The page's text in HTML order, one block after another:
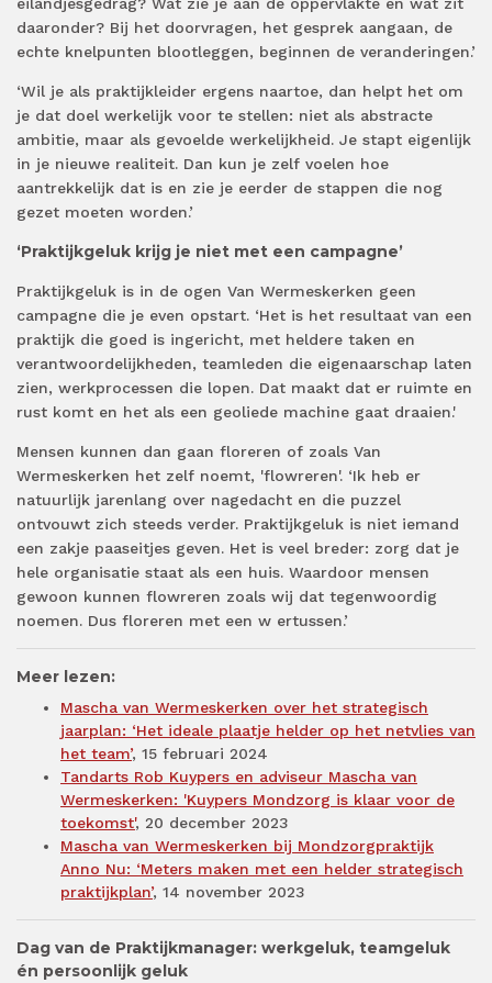
eilandjesgedrag? Wat zie je aan de oppervlakte en wat zit
daaronder? Bij het doorvragen, het gesprek aangaan, de
echte knelpunten blootleggen, beginnen de veranderingen.’
‘Wil je als praktijkleider ergens naartoe, dan helpt het om
je dat doel werkelijk voor te stellen: niet als abstracte
ambitie, maar als gevoelde werkelijkheid. Je stapt eigenlijk
in je nieuwe realiteit. Dan kun je zelf voelen hoe
aantrekkelijk dat is en zie je eerder de stappen die nog
gezet moeten worden.’
‘Praktijkgeluk krijg je niet met een campagne’
Praktijkgeluk is in de ogen Van Wermeskerken geen
campagne die je even opstart. ‘Het is het resultaat van een
praktijk die goed is ingericht, met heldere taken en
verantwoordelijkheden, teamleden die eigenaarschap laten
zien, werkprocessen die lopen. Dat maakt dat er ruimte en
rust komt en het als een geoliede machine gaat draaien.'
Mensen kunnen dan gaan floreren of zoals Van
Wermeskerken het zelf noemt, 'flowreren'. ‘Ik heb er
natuurlijk jarenlang over nagedacht en die puzzel
ontvouwt zich steeds verder. Praktijkgeluk is niet iemand
een zakje paaseitjes geven. Het is veel breder: zorg dat je
hele organisatie staat als een huis. Waardoor mensen
gewoon kunnen flowreren zoals wij dat tegenwoordig
noemen. Dus floreren met een w ertussen.’
Meer lezen:
Mascha van Wermeskerken over het strategisch
jaarplan: ‘Het ideale plaatje helder op het netvlies van
het team’, 15 februari 2024
Tandarts Rob Kuypers en adviseur Mascha van
Wermeskerken: 'Kuypers Mondzorg is klaar voor de
toekomst', 20 december 2023
Mascha van Wermeskerken bij Mondzorgpraktijk
Anno Nu: ‘Meters maken met een helder strategisch
praktijkplan’, 14 november 2023
Dag van de Praktijkmanager: werkgeluk, teamgeluk
én persoonlijk geluk